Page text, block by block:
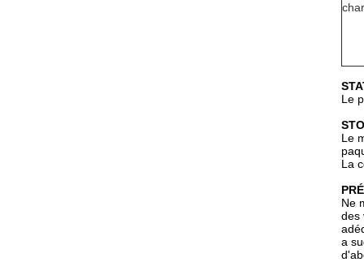
Le
Le
La
Ne
des
a